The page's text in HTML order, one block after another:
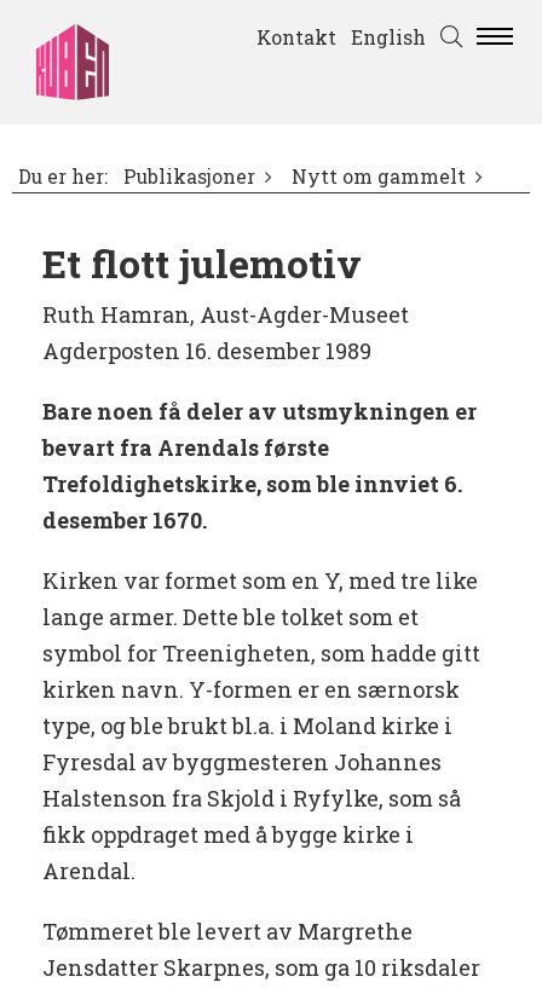
Kontakt English
Du er her: Publikasjoner Nytt om gammelt
Et flott julemotiv
Ruth Hamran, Aust-Agder-Museet
Agderposten 16. desember 1989
Bare noen få deler av utsmykningen er
bevart fra Arendals første
Trefoldighetskirke, som ble innviet 6.
desember 1670.
Kirken var formet som en Y, med tre like
lange armer. Dette ble tolket som et
symbol for Treenigheten, som hadde gitt
kirken navn. Y-formen er en særnorsk
type, og ble brukt bl.a. i Moland kirke i
Fyresdal av byggmesteren Johannes
Halstenson fra Skjold i Ryfylke, som så
fikk oppdraget med å bygge kirke i
Arendal.
Tømmeret ble levert av Margrethe
Jensdatter Skarpnes, som ga 10 riksdaler